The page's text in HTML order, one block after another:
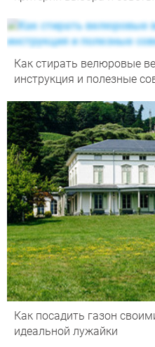
Как стирать велюровые
инструкция и полезные
Как посадить газон
идеальной лужайки